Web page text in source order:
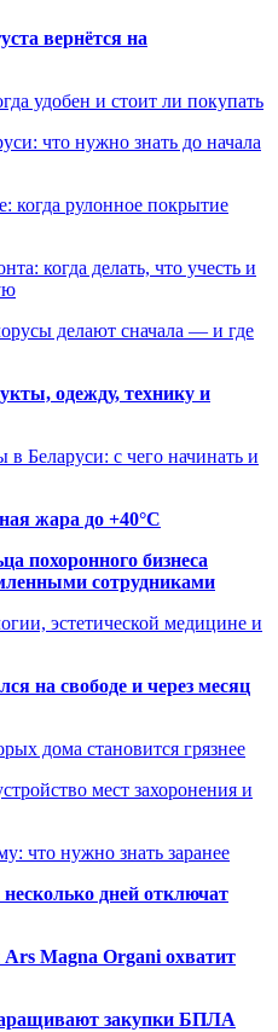
вернётся на
удобен и стоит ли покупать
что нужно знать до начала
когда рулонное покрытие
когда делать, что учесть и
делают сначала — и где
одежду, технику и
Беларуси: с чего начинать и
жара до +40°C
похоронного бизнеса
сотрудниками
эстетической медицине и
на свободе и через месяц
дома становится грязнее
мест захоронения и
что нужно знать заранее
дней отключат
Magna Organi охватит
закупки БПЛА